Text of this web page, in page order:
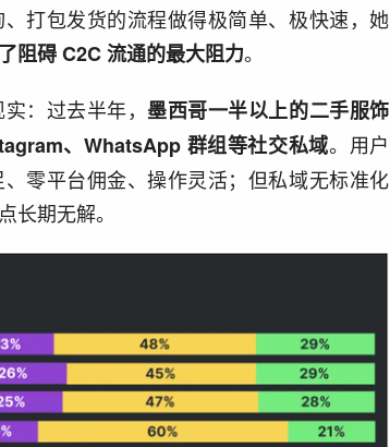
打包发货的流程做得极简单、极快速，她
阻碍 C2C 流通的最大阻力。
：过去半年， 墨西哥一半以上的二手服饰
、WhatsApp 群组等社交私域。用户
零平台佣金、操作灵活；但私域无标准化
长期无解。